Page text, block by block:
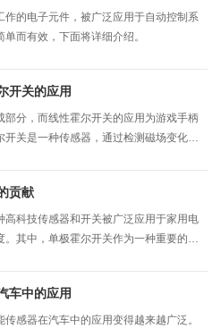
膜结构摇杆更高，杜绝碳膜结构移动时
，更省电，手柄使用时间更长。 针
纹波等优点。
的电子元件，被广泛应用于自动控制系
而有效，下面将详细介绍。
开关的应用
分，而线性霍尔开关的应用为游戏手柄
关是一种传感器，通过检测磁场变化来
贡献
科技传感器和开关被广泛应用于家用电
其中，单极霍尔开关作为一种重要的传
车中的应用
感器在汽车中的应用变得越来越广泛。